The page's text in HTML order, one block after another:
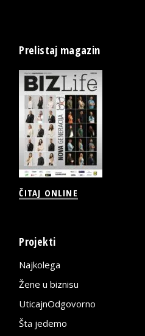
Prelistaj magazin
ČITAJ ONLINE
Projekti
Najkolega
Žene u biznisu
UticajnOdgovorno
Šta jedemo